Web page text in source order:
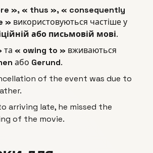
», « thus », « consequently
» використовуються частіше у
або письмовій мові.
та « owing to » вживаються
або Gerund.
of the event was due to
arriving late, he missed the
of the movie.